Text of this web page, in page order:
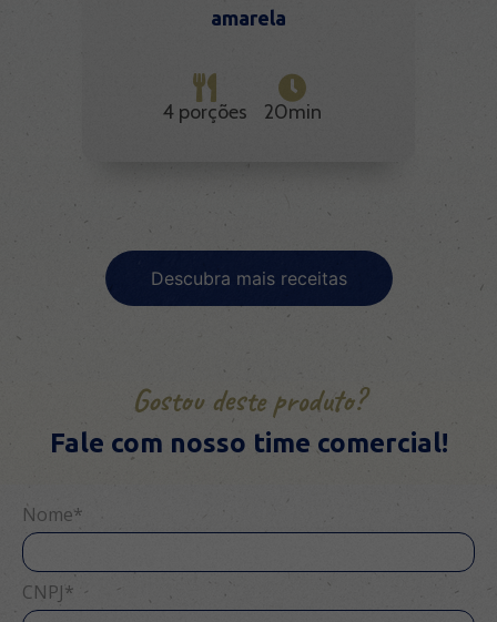
amarela
4 porções 20min
Descubra mais receitas
Gostou deste produto?
Fale com nosso time comercial!
Nome*
CNPJ*